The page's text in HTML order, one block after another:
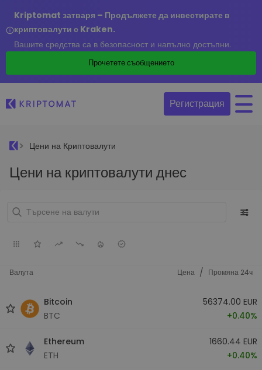
Kriptomat затваря – Продължете да инвестирате в
криптовалути с Kraken.
Вашите средства са в безопасност и напълно достъпни.
Прочетете съобщението
Регистрация
Цени на Криптовалути
Цени на криптовалути днес
Валута Цена / Промяна 24ч
Bitcoin
BTC
56374.00 EUR
+0.40%
Ethereum
ETH
1660.44 EUR
+0.40%